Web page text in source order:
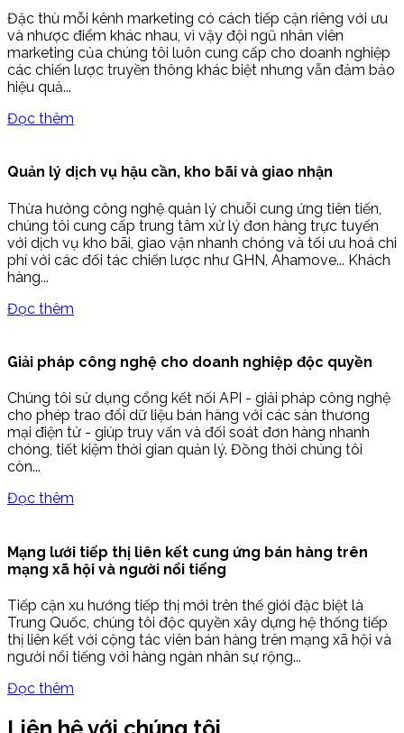
Đặc thù mỗi kênh marketing có cách tiếp cận riêng với ưu
và nhược điểm khác nhau, vì vậy đội ngũ nhân viên
marketing của chúng tôi luôn cung cấp cho doanh nghiệp
các chiến lược truyền thông khác biệt nhưng vẫn đảm bảo
hiệu quả...
Đọc thêm
Quản lý dịch vụ hậu cần, kho bãi và giao nhận
Thừa hưởng công nghệ quản lý chuỗi cung ứng tiên tiến,
chúng tôi cung cấp trung tâm xử lý đơn hàng trực tuyến
với dịch vụ kho bãi, giao vận nhanh chóng và tối ưu hoá chi
phí với các đối tác chiến lược như GHN, Ahamove... Khách
hàng...
Đọc thêm
Giải pháp công nghệ cho doanh nghiệp độc quyền
Chúng tôi sử dụng cổng kết nối API - giải pháp công nghệ
cho phép trao đổi dữ liệu bán hàng với các sàn thương
mại điện tử - giúp truy vấn và đối soát đơn hàng nhanh
chóng, tiết kiệm thời gian quản lý. Đồng thời chúng tôi
còn...
Đọc thêm
Mạng lưới tiếp thị liên kết cung ứng bán hàng trên
mạng xã hội và người nổi tiếng
Tiếp cận xu hướng tiếp thị mới trên thế giới đặc biệt là
Trung Quốc, chúng tôi độc quyền xây dựng hệ thống tiếp
thị liên kết với cộng tác viên bán hàng trên mạng xã hội và
người nổi tiếng với hàng ngàn nhân sự rộng...
Đọc thêm